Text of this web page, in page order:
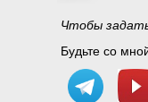
Чтобы
Будьте со